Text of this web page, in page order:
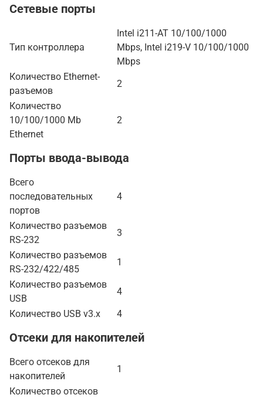
Сетевые порты
Тип контроллера
Intel i211-AT 10/100/1000
Mbps, Intel i219-V 10/100/1000
Mbps
Количество Ethernet-
разъемов
2
Количество
10/100/1000 Mb
Ethernet
2
Порты ввода-вывода
Всего
последовательных
портов
4
Количество разъемов
RS-232
3
Количество разъемов
RS-232/422/485
1
Количество разъемов
USB
4
Количество USB v3.x
4
Отсеки для накопителей
Всего отсеков для
накопителей
1
Количество отсеков